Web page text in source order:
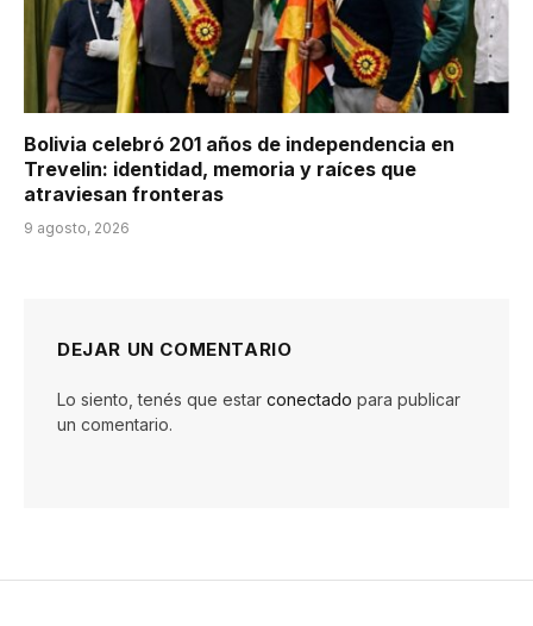
Bolivia celebró 201 años de independencia en
Trevelin: identidad, memoria y raíces que
atraviesan fronteras
9 agosto, 2026
DEJAR UN COMENTARIO
Lo siento, tenés que estar conectado para publicar
un comentario.